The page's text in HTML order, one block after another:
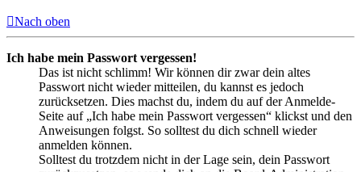
Nach oben
Ich habe mein Passwort vergessen!
Das ist nicht schlimm! Wir können dir zwar dein altes
Passwort nicht wieder mitteilen, du kannst es jedoch
zurücksetzen. Dies machst du, indem du auf der Anmelde-
Seite auf „Ich habe mein Passwort vergessen“ klickst und den
Anweisungen folgst. So solltest du dich schnell wieder
anmelden können.
Solltest du trotzdem nicht in der Lage sein, dein Passwort